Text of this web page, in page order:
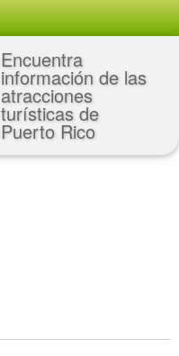
Encuentra
información de las
atracciones
turísticas de
Puerto Rico